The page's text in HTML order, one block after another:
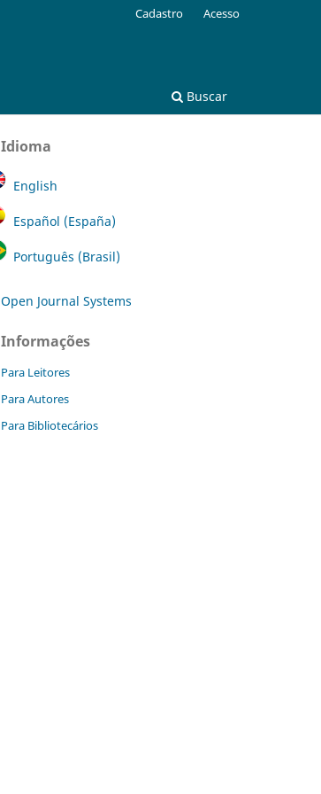
Buscar
Cadastro Acesso
Idioma
English
Español (España)
Português (Brasil)
Open Journal Systems
Informações
Para Leitores
Para Autores
Para Bibliotecários